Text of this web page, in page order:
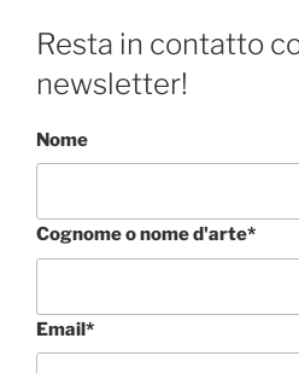
Resta in contatto
newsletter!
Nome
Cognome o nome d'arte*
Email*